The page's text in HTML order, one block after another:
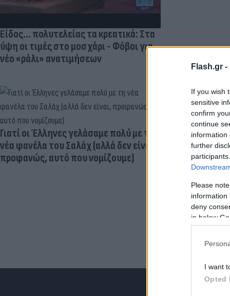
Flash.gr -
If you wish
sensitive
confirm
continue
information
further
Please
information
deny
in below
I want
Opted
Είδος... πολυτελείας τα κρεατικά: Στα
ύψη οι τιμές στο μοσχάρι - Φόβοι για
νέο «ράλι» ανατιμήσεων
Γιατί οι Έλληνες γελάσαμε πολύ με τη
νέα φανέλα του Σαλάχ (αλλά δεν είναι,
προφανώς, αυτό που νομίζουμε)
Ηλεκτρικά